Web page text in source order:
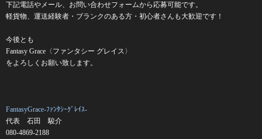
下記電話やメール、お問い合わせフォームから応募可能です。
軽貨物、運送経験者・ブランクのある方・初心者さんも大歓迎です！
今後とも
Fantasy Grace〈ファンタシー グレイス〉
をよろしくお願い致します。
FantasyGrace-ﾌｧﾝﾀｼｰｸﾞﾚｲｽ-
代表 石田 駿介
080-4869-2188